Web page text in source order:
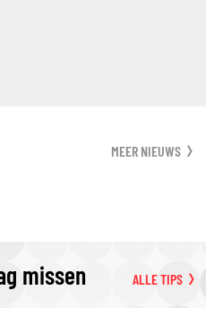
MEER NIEUWS
missen ALLE TIPS